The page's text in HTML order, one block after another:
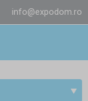
info@expodom.ro